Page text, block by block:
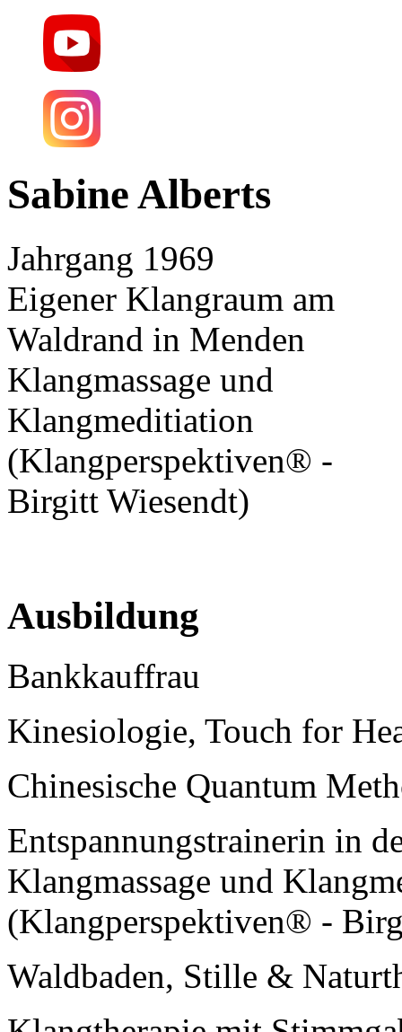
Sabine Alberts
Jahrgang 1969
Eigener Klangraum am
Waldrand in Menden
Klangmassage und
Klangmeditiation
(Klangperspektiven® -
Birgitt Wiesendt)
Ausbildung
Bankkauffrau
Kinesiologie, Touch for
Chinesische Quantum
Entspannungstrainerin in
Klangmassage und
(Klangperspektiven® -
Waldbaden, Stille &